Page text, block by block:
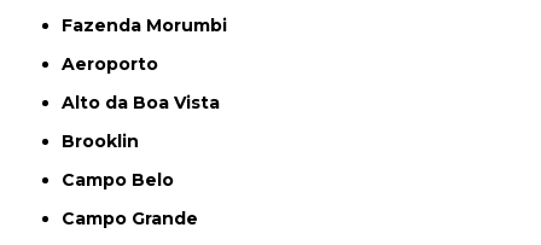
Fazenda Morumbi
Aeroporto
Alto da Boa Vista
Brooklin
Campo Belo
Campo Grande